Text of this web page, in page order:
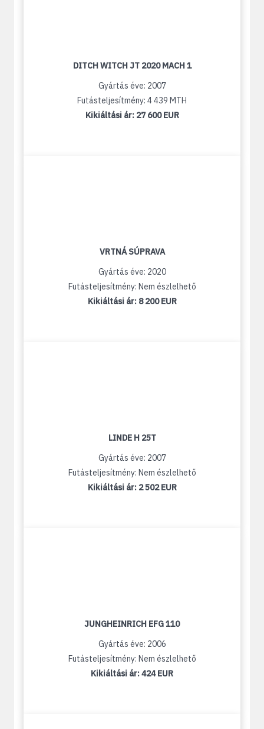
DITCH WITCH JT 2020 MACH 1
Gyártás éve: 2007
Futásteljesítmény: 4 439 MTH
Kikiáltási ár: 27 600 EUR
VRTNÁ SÚPRAVA
Gyártás éve: 2020
Futásteljesítmény: Nem észlelhető
Kikiáltási ár: 8 200 EUR
LINDE H 25T
Gyártás éve: 2007
Futásteljesítmény: Nem észlelhető
Kikiáltási ár: 2 502 EUR
JUNGHEINRICH EFG 110
Gyártás éve: 2006
Futásteljesítmény: Nem észlelhető
Kikiáltási ár:424 EUR